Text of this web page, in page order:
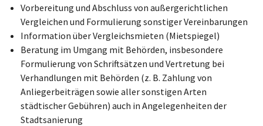
Vorbereitung und Abschluss von außergerichtlichen
Vergleichen und Formulierung sonstiger Vereinbarungen
Information über Vergleichsmieten (Mietspiegel)
Beratung im Umgang mit Behörden, insbesondere
Formulierung von Schriftsätzen und Vertretung bei
Verhandlungen mit Behörden (z. B. Zahlung von
Anliegerbeiträgen sowie aller sonstigen Arten
städtischer Gebühren) auch in Angelegenheiten der
Stadtsanierung